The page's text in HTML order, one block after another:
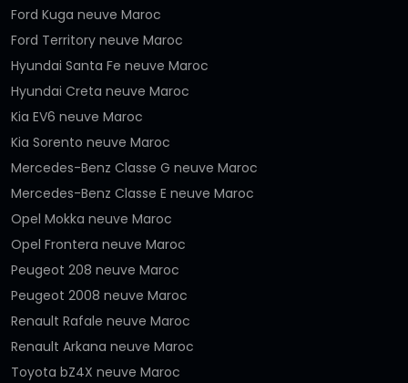
Ford Kuga neuve Maroc
Ford Territory neuve Maroc
Hyundai Santa Fe neuve Maroc
Hyundai Creta neuve Maroc
Kia EV6 neuve Maroc
Kia Sorento neuve Maroc
Mercedes-Benz Classe G neuve Maroc
Mercedes-Benz Classe E neuve Maroc
Opel Mokka neuve Maroc
Opel Frontera neuve Maroc
Peugeot 208 neuve Maroc
Peugeot 2008 neuve Maroc
Renault Rafale neuve Maroc
Renault Arkana neuve Maroc
Toyota bZ4X neuve Maroc